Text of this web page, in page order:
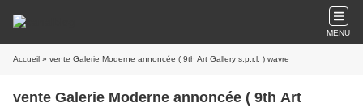
MENU
Accueil » vente Galerie Moderne annoncée ( 9th Art Gallery s.p.r.l. ) wavre
vente Galerie Moderne annoncée ( 9th Art